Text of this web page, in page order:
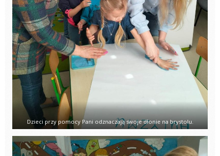
Dzieci przy pomocy Pani odznaczają swoje dłonie na brystolu.